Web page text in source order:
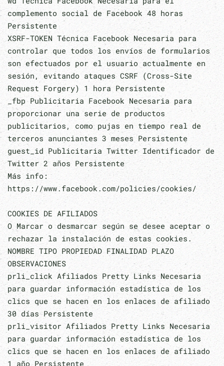
complemento social de Facebook 48 horas
Persistente
XSRF-TOKEN Técnica Facebook Necesaria para
controlar que todos los envíos de formularios
son efectuados por el usuario actualmente en
sesión, evitando ataques CSRF (Cross-Site
Request Forgery) 1 hora Persistente
_fbp Publicitaria Facebook Necesaria para
proporcionar una serie de productos
publicitarios, como pujas en tiempo real de
terceros anunciantes 3 meses Persistente
guest_id Publicitaria Twitter Identificador de
Twitter 2 años Persistente
Más info:
https://www.facebook.com/policies/cookies/
COOKIES DE AFILIADOS
O Marcar o desmarcar según se desee aceptar o
rechazar la instalación de estas cookies.
NOMBRE TIPO PROPIEDAD FINALIDAD PLAZO
OBSERVACIONES
prli_click Afiliados Pretty Links Necesaria
para guardar información estadística de los
clics que se hacen en los enlaces de afiliado
30 días Persistente
prli_visitor Afiliados Pretty Links Necesaria
para guardar información estadística de los
clics que se hacen en los enlaces de afiliado
1 año Persistente